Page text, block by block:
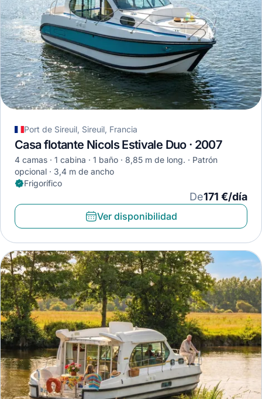
Port de Sireuil, Sireuil, Francia
Casa flotante Nicols Estivale Duo · 2007
4 camas 1 cabina 1 baño 8,85 m de long.
Patrón
opcional
3,4 m de ancho
Frigorífico
De171 €/día
Ver disponibilidad